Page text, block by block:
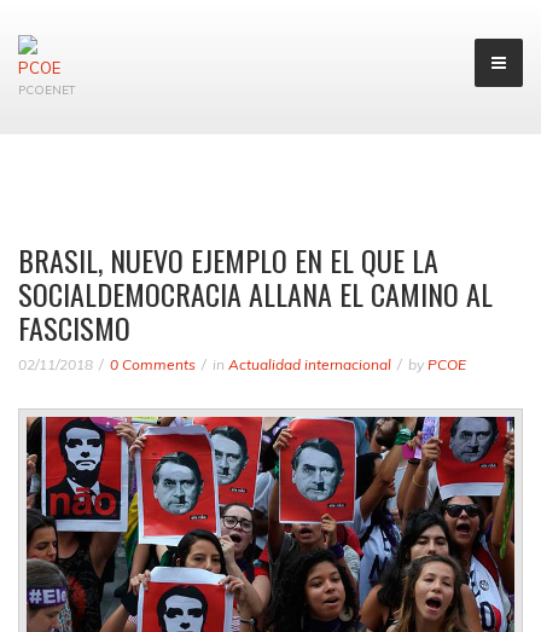
PCOENET
BRASIL, NUEVO EJEMPLO EN EL QUE LA
SOCIALDEMOCRACIA ALLANA EL CAMINO AL
FASCISMO
02/11/2018 0 Comments in Actualidad internacional by PCOE